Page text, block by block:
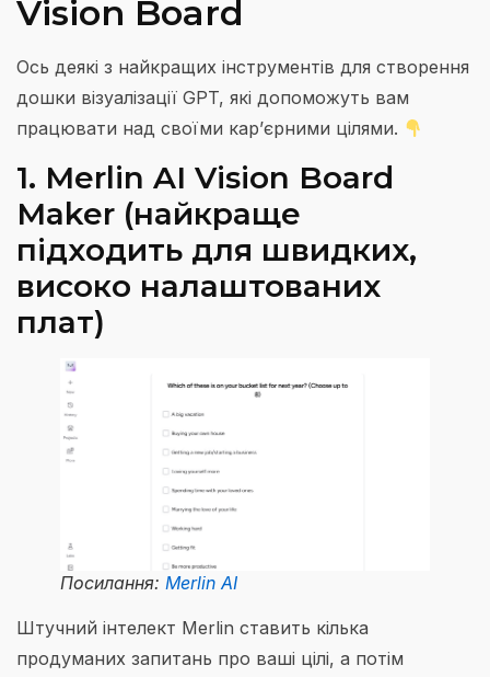
Vision Board
Ось деякі з найкращих інструментів для створення
дошки візуалізації GPT, які допоможуть вам
працювати над своїми кар’єрними цілями.
1. Merlin AI Vision Board
Maker (найкраще
підходить для швидких,
високо налаштованих
плат)
Посилання: Merlin AI
Штучний інтелект Merlin ставить кілька
продуманих запитань про ваші цілі, а потім